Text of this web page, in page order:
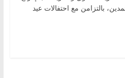
بالتزامن مع احتفالات عيد